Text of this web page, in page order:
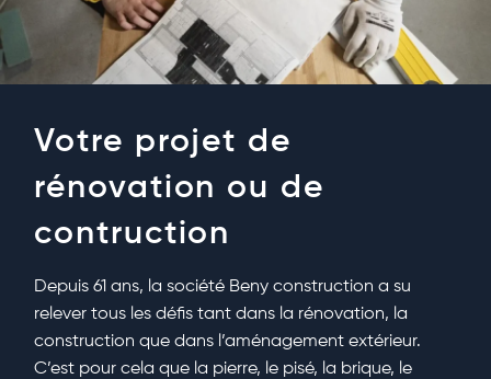
Votre projet de
rénovation ou de
contruction
Depuis 61 ans, la société Beny construction a su
relever tous les défis tant dans la rénovation, la
construction que dans l’aménagement extérieur.
C’est pour cela que la pierre, le pisé, la brique, le